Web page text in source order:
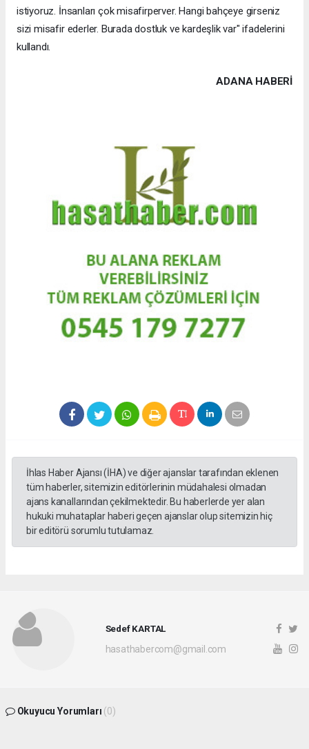
istiyoruz. İnsanları çok misafirperver. Hangi bahçeye girseniz
sizi misafir ederler. Burada dostluk ve kardeşlik var" ifadelerini
kullandı.
ADANA HABERİ
İhlas Haber Ajansı (İHA) ve diğer ajanslar tarafından eklenen
tüm haberler, sitemizin editörlerinin müdahalesi olmadan
ajans kanallarından çekilmektedir. Bu haberlerde yer alan
hukuki muhataplar haberi geçen ajanslar olup sitemizin hiç
bir editörü sorumlu tutulamaz.
Sedef KARTAL
hasathabercom@gmail.com
Okuyucu Yorumları (0)